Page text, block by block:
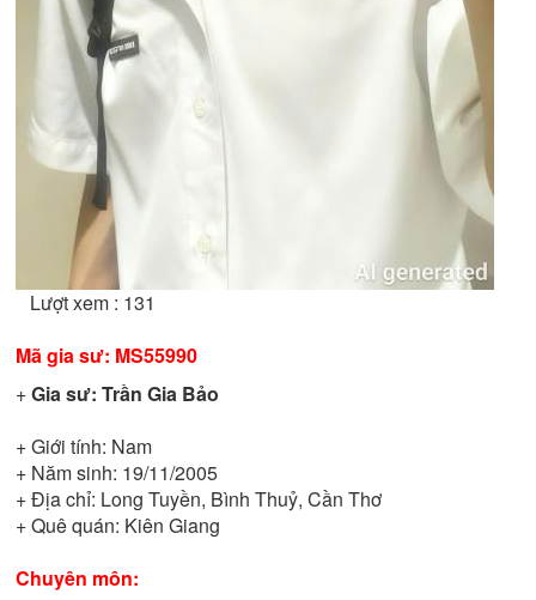
Lượt xem : 131
Mã gia sư: MS55990
+Gia sư: Trần Gia Bảo
+ Giới tính: Nam
+ Năm sinh: 19/11/2005
+ Địa chỉ: Long Tuyền, Bình Thuỷ, Cần Thơ
+ Quê quán: Kiên Giang
Chuyên môn: